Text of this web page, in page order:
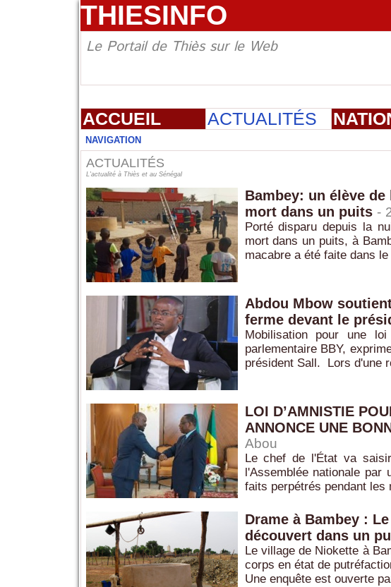
THIESINFO
Le Portail de Thiès sur le Web
ACCUEIL ACTUALITÉS
NAVIGATION
ACTUALITÉS
L'actualité à Thiès et au Sénégal
Bambey: un élève
mort dans un puits -
Porté disparu depuis la
mort dans un puits, à
macabre a été faite dans
Abdou Mbow
ferme devant le
Mobilisation pour une
parlementaire BBY,
président Sall. Lors d'une
LOI D’AMNISTIE
ANNONCE UNE
Abou
Le chef de l'État va
l'Assemblée nationale par
faits perpétrés pendant les
Drame à Bambey :
découvert dans un
Le village de Niokette à
corps en état de
Une enquête est ouverte